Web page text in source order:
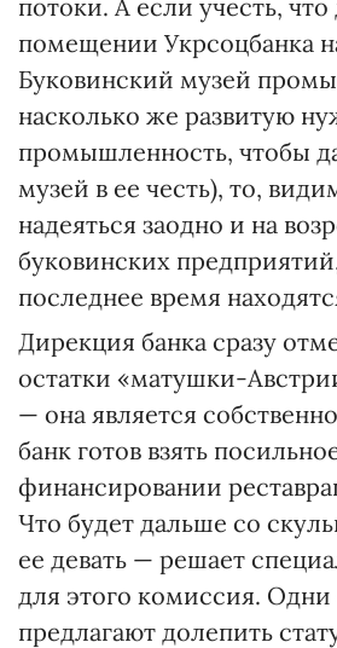
потоки. А если учесть,
помещении Укрсоцбанка
Буковинский музей
насколько же развитую
промышленность, чтобы
музей в ее честь), то,
надеяться заодно и на
буковинских
последнее время
Дирекция банка сразу
остатки «матушки-
— она является
банк готов взять
финансировании
Что будет дальше со
ее девать — решает
для этого комиссия.
предлагают долепить